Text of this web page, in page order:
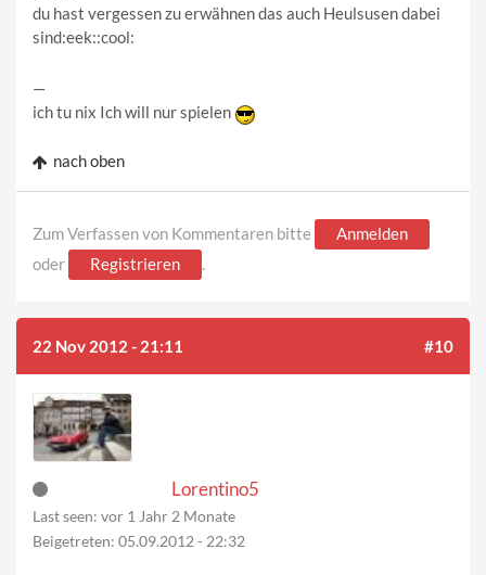
du hast vergessen zu erwähnen das auch Heulsusen dabei
sind:eek::cool:
—
ich tu nix Ich will nur spielen
nach oben
Zum Verfassen von Kommentaren bitte
Anmelden
oder
Registrieren .
22 Nov 2012 - 21:11 #10
Lorentino5
Last seen: vor 1 Jahr 2 Monate
Beigetreten: 05.09.2012 - 22:32